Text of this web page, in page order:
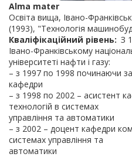
Alma mater
Освіта вища, Івано-
(1993), "Технологія
Кваліфікаційний рівень
З
Івано-Франківському
університеті нафти і газу:
– з 1997 по 1998 починаючи
кафедри
– з 1998 по 2002 – асистент
технологій в системах
управління та автоматики
– з 2002 – доцент кафедри
системах управління та
автоматики